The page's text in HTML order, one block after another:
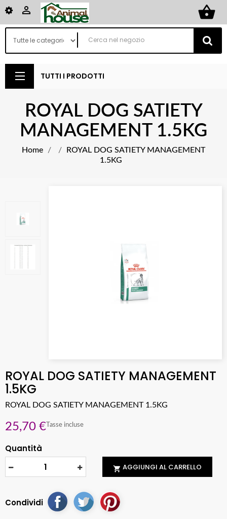
shopping_basket

TUTTI I PRODOTTI
ROYAL DOG SATIETY
MANAGEMENT 1.5KG
Home
ROYAL DOG SATIETY MANAGEMENT
1.5KG
ROYAL DOG SATIETY MANAGEMENT
1.5KG
ROYAL DOG SATIETY MANAGEMENT 1.5KG
25,70 € Tasse incluse
Quantità
 AGGIUNGI AL CARRELLO
Condividi